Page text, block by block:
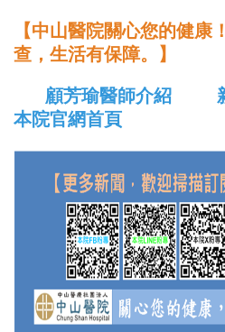
【中山醫院關心您的健
查，生活有保障。】
顧芳瑜醫師介紹
本院官網首頁